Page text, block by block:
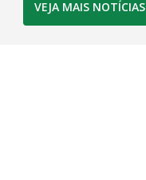
VEJA MAIS NOTÍCIAS